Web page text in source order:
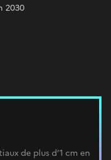
2030
de plus d’1 cm en